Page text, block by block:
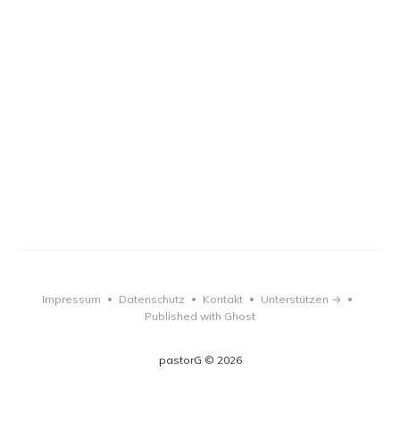
pastorG © 2026
Impressum • Datenschutz • Kontakt • Unterstützen → •
Published with Ghost